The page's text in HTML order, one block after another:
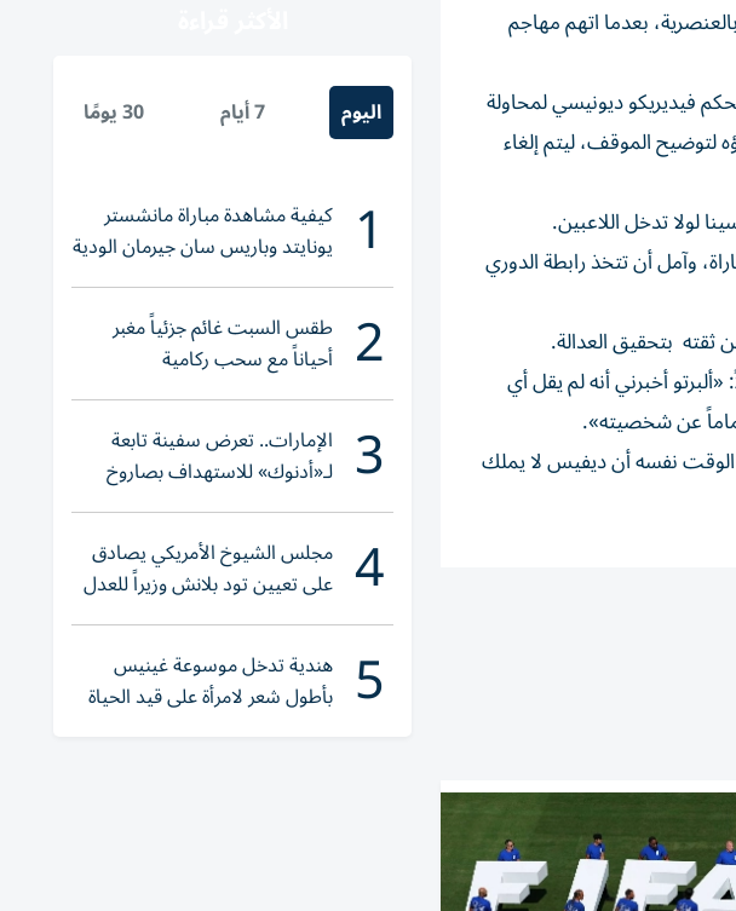
انتهت بفوز أودينيزي 2-0، أزمة جديدة تتعلق بالعنصرية، بعدما اتهم مهاجم
فيديريكو ديونيسي لمحاولة
لتوضيح الموقف، ليتم إلغاء
وآمل أن تتخذ رابطة الدوري
ثقته بتحقيق العدالة.
أخبرني أنه لم يقل أي
عن شخصيته».
لكنه أكد في الوقت نفسه أن ديفيس لا يملك
اليوم 7 أيام 30 يومًا
1 كيفية مشاهدة مباراة مانشستر
يونايتد وباريس سان جيرمان الودية
والقنوات الناقلة
2 طقس السبت غائم جزئياً مغبر
أحياناً مع سحب ركامية
3 الإمارات.. تعرض سفينة تابعة
لـ«أدنوك» للاستهداف بصاروخ
أثناء عبورها «هرمز»
4 مجلس الشيوخ الأمريكي يصادق
على تعيين تود بلانش وزيراً للعدل
5 هندية تدخل موسوعة غينيس
بأطول شعر لامرأة على قيد الحياة